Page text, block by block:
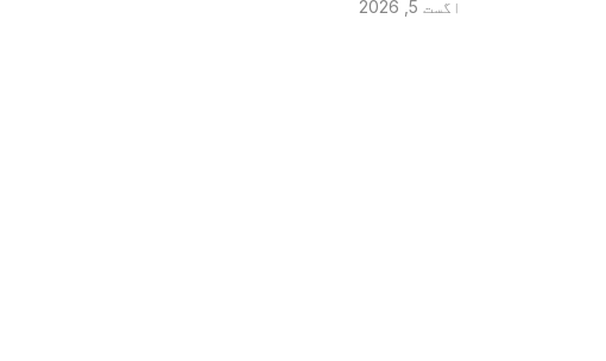
اگست 5, 2026